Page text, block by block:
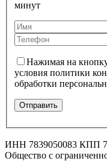
минут
Нажимая на
условия политики
обработки
ИНН 7839050083 КПП
Общество с